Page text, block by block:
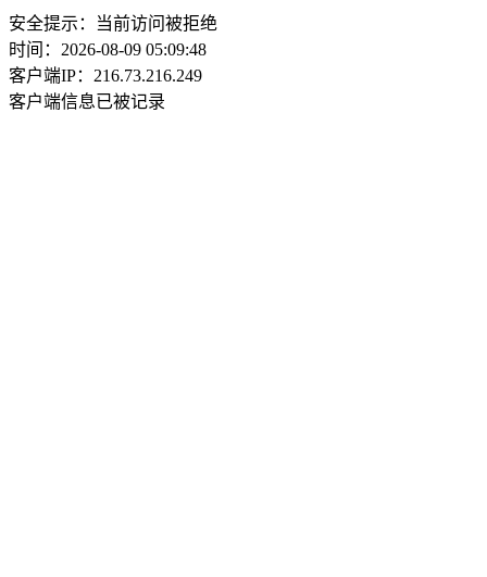
安全提示：当前访问被拒绝
时间：2026-08-09 05:09:48
客户端IP：216.73.216.249
客户端信息已被记录